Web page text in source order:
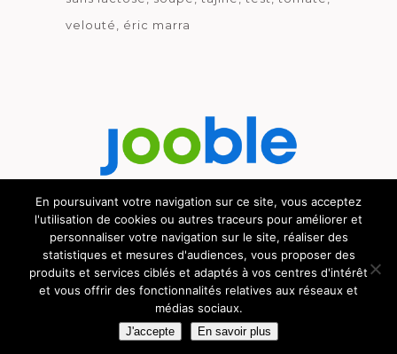
velouté
éric marra
Découvrez le métier de la cuisine.
© GOURMICOM 2019 - 2026 - HÉBERGÉ CHEZ
CYBSYN-MENTIONS LÉGALES-
En poursuivant votre navigation sur ce site, vous acceptez
l'utilisation de cookies ou autres traceurs pour améliorer et
personnaliser votre navigation sur le site, réaliser des
statistiques et mesures d'audiences, vous proposer des
produits et services ciblés et adaptés à vos centres d'intérêt
et vous offrir des fonctionnalités relatives aux réseaux et
médias sociaux.
J'accepte En savoir plus